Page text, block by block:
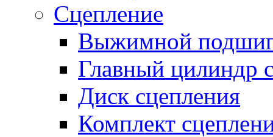
Сцепление
Выжимной
Главный цилиндр
Диск сцепления
Комплект